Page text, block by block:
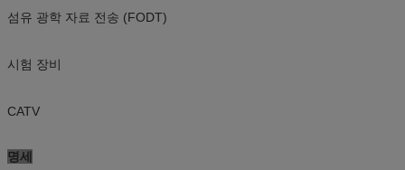
섬유 광학 자료 전송 (FODT)
시험 장비
CATV
명세